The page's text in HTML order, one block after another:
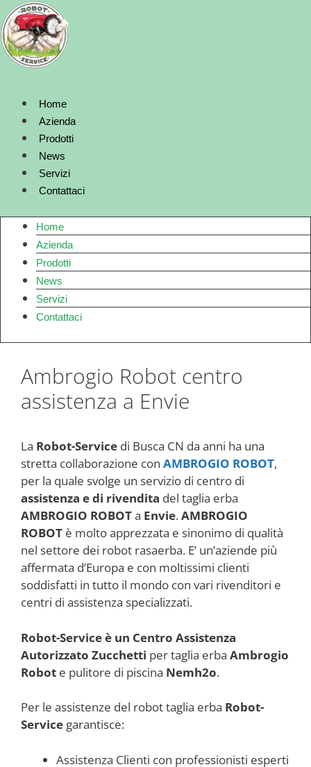
Vai
al
contenuto
Home
Azienda
Prodotti
News
Servizi
Contattaci
Home
Azienda
Prodotti
News
Servizi
Contattaci
Ambrogio Robot centro
assistenza a Envie
La Robot-Service di Busca CN da anni ha una
stretta collaborazione con AMBROGIO ROBOT,
per la quale svolge un servizio di centro di
assistenza e di rivendita del taglia erba
AMBROGIO ROBOTa Envie.AMBROGIO
ROBOT è molto apprezzata e sinonimo di qualità
nel settore dei robot rasaerba. E’ un’aziende più
affermata d’Europa e con moltissimi clienti
soddisfatti in tutto il mondo con vari rivenditori e
centri di assistenza specializzati.
Robot-Service è un Centro Assistenza
Autorizzato Zucchetti per taglia erba Ambrogio
Robot e pulitore di piscina Nemh2o.
Per le assistenze del robot taglia erba Robot-
Service garantisce:
Assistenza Clienti con professionisti esperti